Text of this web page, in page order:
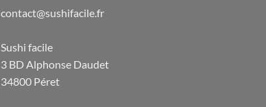
contact@sushifacile.fr
Sushi facile
3 BD Alphonse Daudet
34800 Péret